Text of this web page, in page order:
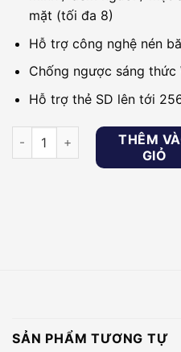
mặt (tối đa 8)
Hỗ trợ công nghệ nén
Chống ngược sáng thức
Hỗ trợ thẻ SD lên tới
Camera IP Speed dome 5MP
THÊM
GIỎ
SẢN PHẨM TƯƠNG TỰ